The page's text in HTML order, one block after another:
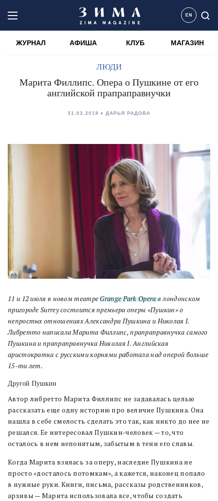
EN
ЖУРНАЛ АФИША КЛУБ МАГАЗИН
ЛЮДИ
Марита Филлипс. Опера о Пушкине от его
английской прапраправнучки
31.03.2018 ДАРЬЯ РАДОВА
11 и 12 июля в новом театреGrange Park Operaв лондонском
пригороде Surrey состоится премьера оперы «Пушкин» о
непростых отношениях Александра Пушкина и Николая I.
Либретто написала Марита Филлипс, прапраправнучка самого
Пушкина и прапраправнучка Николая I. Английская
аристократка с русскими корнями работала над оперой больше
15-ти лет.
Другой Пушкин
Автор либретто Марита Филлипс не задавалась целью
рассказать еще одну историю про величие Пушкина. Она
нашла в себе смелость сделать это так, как никто до нее не
решался. Ее интересовал Пушкин-человек — то, что
осталось в нем непонятым, забытым в тени его славы.
Когда Марита взялась за оперу, наследие Пушкина не
просто «досталось потомкам», а кажется, наконец попало
в нужные руки. Книги, письма, рассказы родственников,
архивы — Марита использовала все, чтобы создать